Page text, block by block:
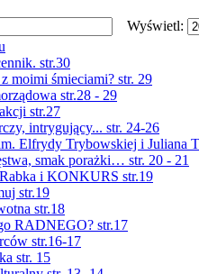
Wyświetl:
str.30
moimi śmieciami? str. 29
str.28 - 29
str.27
intrygujący... str. 24-26
Elfrydy Trybowskiej i Juliana
smak porażki… str. 20 - 21
i KONKURS str.19
str.19
str.18
RADNEGO? str.17
str.16-17
str. 15